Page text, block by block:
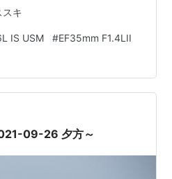
スキ
IS USM #EF35mm F1.4LII
09-26 夕方～